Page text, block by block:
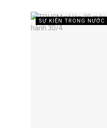
SỰ KIỆN TRONG NƯỚC